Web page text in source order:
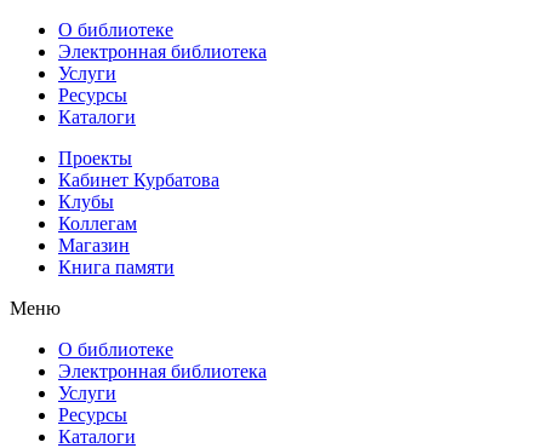
О библиотеке
Электронная библиотека
Услуги
Ресурсы
Каталоги
Проекты
Кабинет Курбатова
Клубы
Коллегам
Магазин
Книга памяти
Меню
О библиотеке
Электронная библиотека
Услуги
Ресурсы
Каталоги